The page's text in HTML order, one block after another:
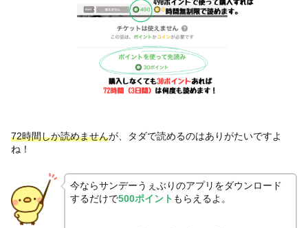
72時間しか読めませんが、タダで読めるのはありがたいですよ
ね！
今ならサンデーうぇぶりのアプリをダウンロード
するだけで500ポイント もらえるよ。